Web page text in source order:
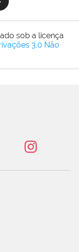
sob a licença
3.0 Não